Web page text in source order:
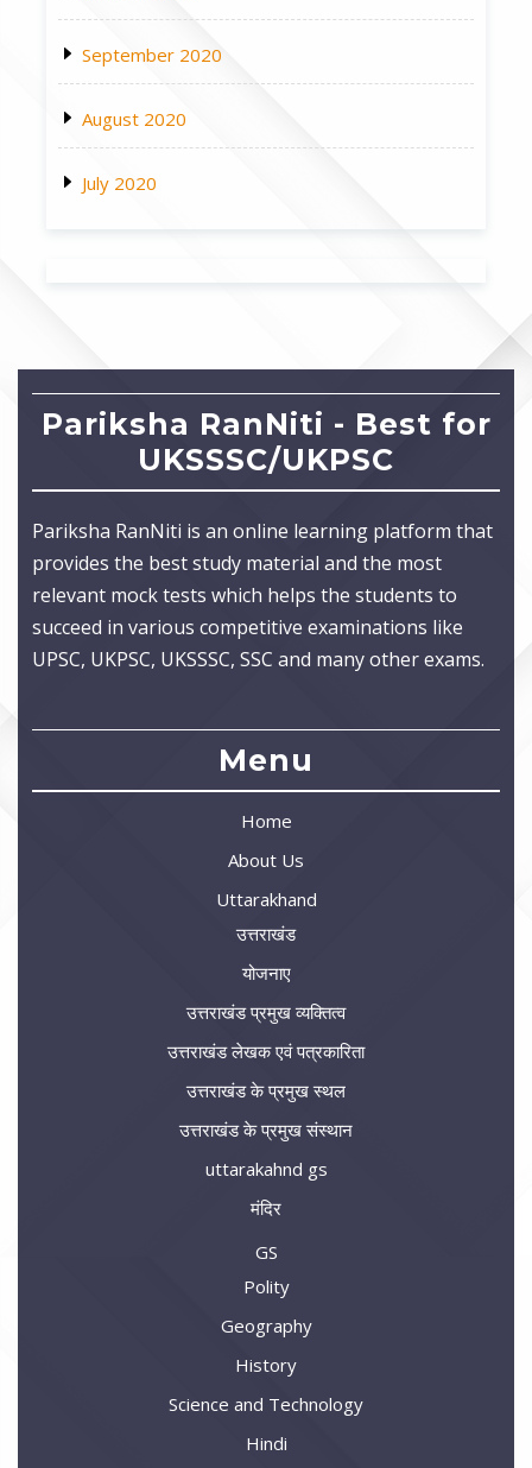
September 2020
August 2020
July 2020
Pariksha RanNiti - Best for
UKSSSC/UKPSC
Pariksha RanNiti is an online learning platform that
provides the best study material and the most
relevant mock tests which helps the students to
succeed in various competitive examinations like
UPSC, UKPSC, UKSSSC, SSC and many other exams.
Menu
Home
About Us
Uttarakhand
उत्तराखंड
योजनाए
उत्तराखंड प्रमुख व्यक्तित्व
उत्तराखंड लेखक एवं पत्रकारिता
उत्तराखंड के प्रमुख स्थल
उत्तराखंड के प्रमुख संस्थान
uttarakahnd gs
मंदिर
GS
Polity
Geography
History
Science and Technology
Hindi